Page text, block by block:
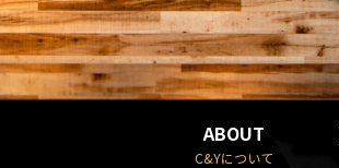
ABOUT
C&Yについて